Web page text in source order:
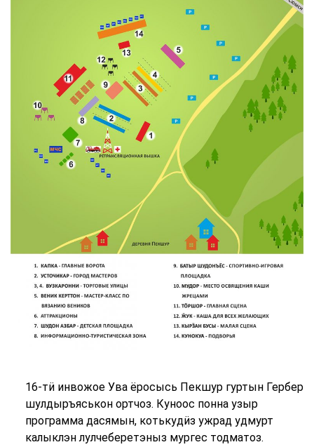
16-тӥ инвожое Ува ёросысь Пекшур гуртын Гербер
шулдыръяськон ортчоз. Куноос понна узыр
программа дасямын, котькудӥз ужрад удмурт
калыклэн лулчеберетэныз мургес тодматоз.